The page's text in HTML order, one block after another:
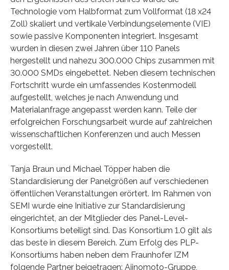
Technologie vom Halbformat zum Vollformat (18 x24
Zoll) skaliert und vertikale Verbindungselemente (VIE)
sowie passive Komponenten integriert. Insgesamt
wurden in diesen zwei Jahren über 110 Panels
hergestellt und nahezu 300.000 Chips zusammen mit
30.000 SMDs eingebettet. Neben diesem technischen
Fortschritt wurde ein umfassendes Kostenmodell
aufgestellt, welches je nach Anwendung und
Materialanfrage angepasst werden kann. Teile der
erfolgreichen Forschungsarbeit wurde auf zahlreichen
wissenschaftlichen Konferenzen und auch Messen
vorgestellt.
Tanja Braun und Michael Töpper haben die
Standardisierung der Panelgrößen auf verschiedenen
öffentlichen Veranstaltungen erörtert. Im Rahmen von
SEMI wurde eine Initiative zur Standardisierung
eingerichtet, an der Mitglieder des Panel-Level-
Konsortiums beteiligt sind. Das Konsortium 1.0 gilt als
das beste in diesem Bereich. Zum Erfolg des PLP-
Konsortiums haben neben dem Fraunhofer IZM
folgende Partner beigetragen: Ajinomoto-Gruppe,